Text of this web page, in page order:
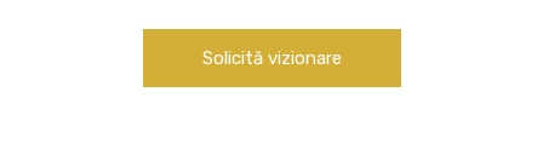
Solicită vizionare